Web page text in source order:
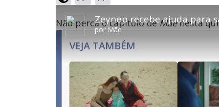
Zeynep recebe ajuda para
porMãe
a
modal
window.
closed
pressing
Tocar
Vídeo
Não perca o capítulo deMãenesta
VEJA TAMBÉM